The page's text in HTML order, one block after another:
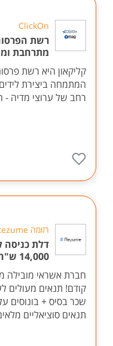
ClickOn
רשת
מתרחבת
קליקאון היא רשת
המתמחה ביצירת לידים
רחב של ערוצי מדיה -
רזומה Rezume כח אדם והשמה
דלת כניסה
14,000 ש"ח!
חברת אשראי מובילה
קודם! תנאים מעולים
שכר בסיס + בונוסים
תנאים סוציאליים